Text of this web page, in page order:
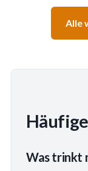
Alle
Was trinkt